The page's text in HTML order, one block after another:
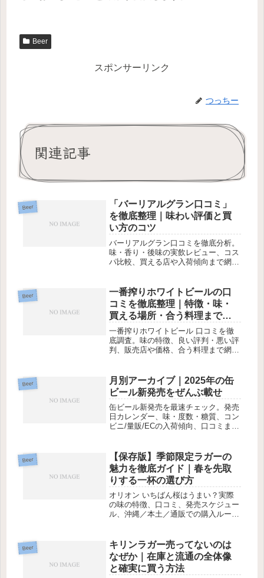
Beer
スポンサーリンク
つっちー
関連記事
Beer
「バーリアルグラン口コミ」
を徹底整理｜味わい評価と買
い方のコツ
バーリアルグラン口コミを徹底分析。
味・香り・後味の実飲レビュー、コス
パ比較、買える店や入荷傾向まで網
Beer
一番搾りホワイトビールの口
コミを徹底整理｜特徴・味・
買える場所・合う料理まで完
全ガイド
一番搾りホワイトビール 口コミを徹
底調査。味の特徴、良い評判・悪い評
判、販売店や価格、合う料理まで網羅
Beer
月別アーカイブ｜2025年の缶
ビール新発売をぜんぶ載せ
缶ビール新発売を最速チェック。発売
日カレンダー、味・度数・糖質、コン
ビニ/量販/ECの入荷傾向、口コミまで
Beer
【保存版】季節限定ラガーの
魅力を徹底ガイド｜春を先取
りする一杯の選び方
オリオン いちばん桜はうまい？実際
の味の特徴、口コミ、発売スケジュー
ル、沖縄／本土／通販での購入ルート
Beer
キリンラガー売ってないのは
なぜか｜在庫と流通の全体像
と確実に買う方法